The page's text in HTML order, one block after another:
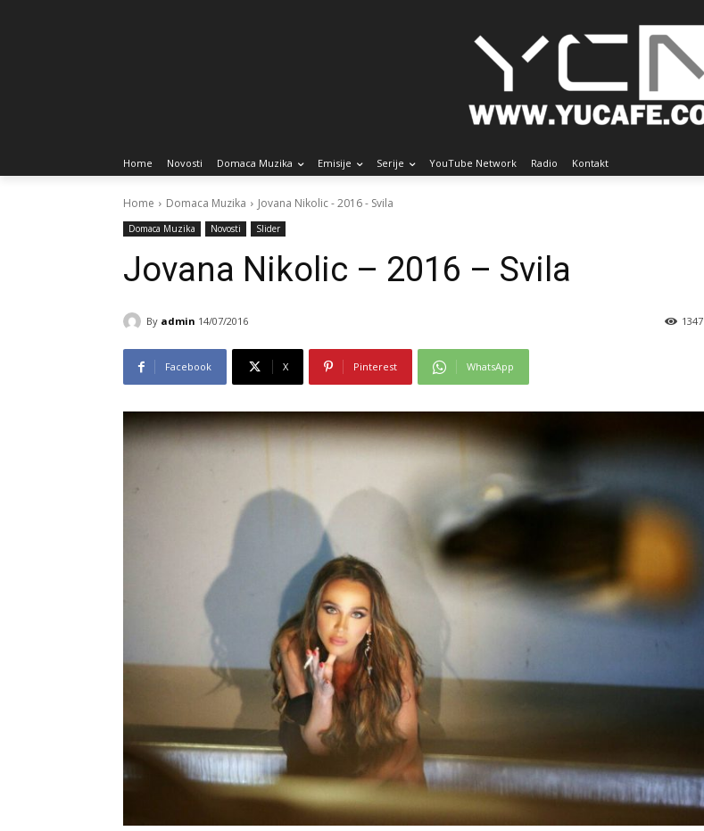
Home Novosti Domaca Muzika Emisije Serije YouTube Network Radio Kontakt
Home Domaca Muzika Jovana Nikolic - 2016 - Svila
Domaca Muzika Novosti Slider
Jovana Nikolic – 2016 – Svila
By admin 14/07/2016 1347
Facebook X Pinterest WhatsApp